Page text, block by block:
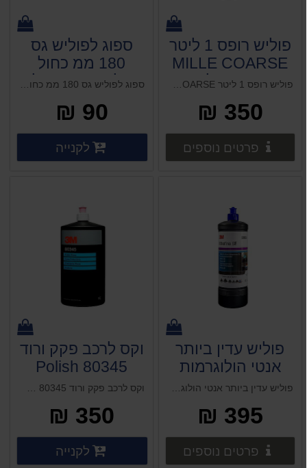
פוליש רופס 1 ליטר
MILLE COARSE
חסר במלאי
350 ₪
פרטים נוספים פרטים נוספים
ספוג לפוליש גס
180 ממ כחול
פולישר אורביטליספוג לפוליש גס 180 ממ כחול פולישר אורביטלי ווקס פרסטה 1 ליטר (אמריקאי)
90 ₪
פרטים נוספים
לקנייה
פוליש עדין ביותר
אנטי הולוגרמות
3M Ultrafine SE
395 ₪
פרטים נוספים פרטים נוספים
וקס לרכב פקק ורוד
80345 Polish
Rosa Wax Polish
350 ₪
פרטים נוספים
לקנייה